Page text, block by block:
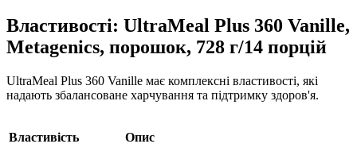
Властивості: UltraMeal Plus 360 Vanille,
Metagenics, порошок, 728 г/14 порцій
UltraMeal Plus 360 Vanille має комплексні властивості, які
надають збалансоване харчування та підтримку здоров'я.
Властивість Опис